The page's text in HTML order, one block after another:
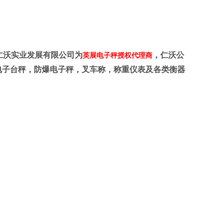
沃实业发展有限公司为英展电子秤授权代理商 ，仁沃公
台秤，防爆电子秤，叉车称，称重仪表及各类衡器